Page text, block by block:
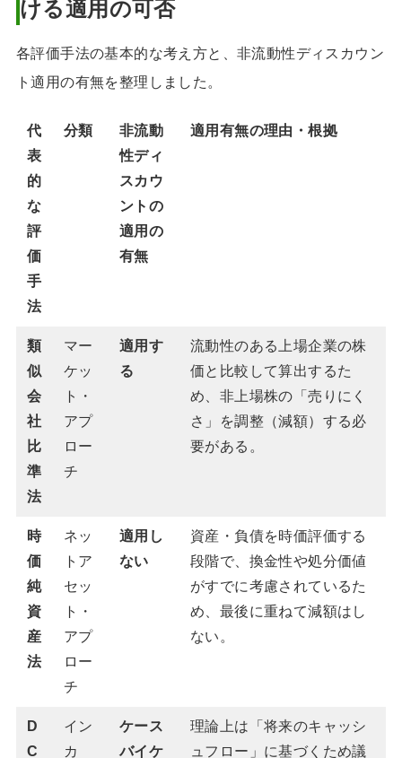
ける適用の可否
各評価手法の基本的な考え方と、非流動性ディスカウン
ト適用の有無を整理しました。
代
表
的
な
評
価
手
法
分類
非流動
性ディ
スカウ
ントの
適用の
有無
適用有無の理由・根拠
類
似
会
社
比
準
法
マー
ケッ
ト・
アプ
ロー
チ
適用す
る
流動性のある上場企業の株
価と比較して算出するた
め、非上場株の「売りにく
さ」を調整（減額）する必
要がある。
時
価
純
資
産
法
ネッ
トア
セッ
ト・
アプ
ロー
チ
適用し
ない
資産・負債を時価評価する
段階で、換金性や処分価値
がすでに考慮されているた
め、最後に重ねて減額はし
ない。
D
C
イン
カ
ケース
バイケ
理論上は「将来のキャッシ
ュフロー」に基づくため議